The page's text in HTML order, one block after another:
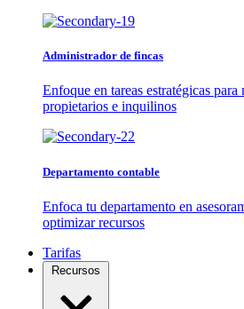
Administrador de fincas
Enfoque en tareas estratégicas
propietarios e inquilinos
Departamento contable
Enfoca tu departamento en
optimizar recursos
Tarifas
Recursos